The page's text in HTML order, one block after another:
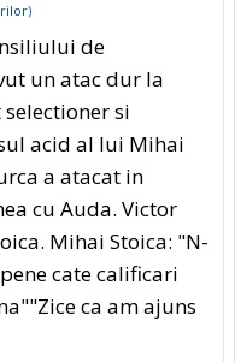
)
de
un atac dur la
si
acid al lui Mihai
a atacat in
cu Auda. Victor
Mihai Stoica: "N-
cate calificari
ca am ajuns